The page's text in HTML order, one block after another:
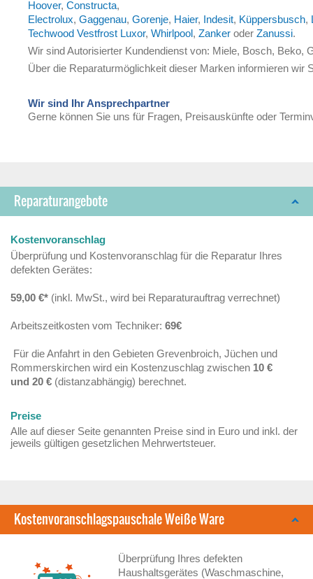
Hoover, Constructa,
Electrolux, Gaggenau, Gorenje, Haier, Indesit, Küppersbusch,
Techwood Vestfrost Luxor, Whirlpool, Zanker oder Zanussi.
Wir sind Autorisierter Kundendienst von: Miele, Bosch, Beko,
Über die Reparaturmöglichkeit dieser Marken informieren wir
Wir sind Ihr Ansprechpartner
Gerne können Sie uns für Fragen, Preisauskünfte oder
Reparaturangebote
Kostenvoranschlag
Überprüfung und Kostenvoranschlag für die Reparatur Ihres
defekten Gerätes:
59,00 €* (inkl. MwSt., wird bei Reparaturauftrag verrechnet)
Arbeitszeitkosten vom Techniker: 69€
Für die Anfahrt in den Gebieten Grevenbroich, Jüchen und
Rommerskirchen wird ein Kostenzuschlag zwischen 10 €
und 20 € (distanzabhängig) berechnet.
Preise
Alle auf dieser Seite genannten Preise sind in Euro und inkl. der
jeweils gültigen gesetzlichen Mehrwertsteuer.
Kostenvoranschlagspauschale Weiße Ware
Überprüfung Ihres defekten
Haushaltsgerätes (Waschmaschine,